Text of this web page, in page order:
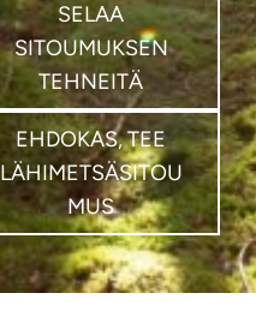
SELAA
SITOUMUKSEN
TEHNEITÄ
EHDOKAS, TEE
LÄHIMETSÄSITOU
MUS